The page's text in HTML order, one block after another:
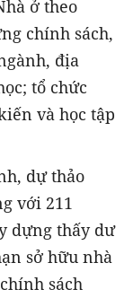
ở theo
chính sách,
địa
tổ chức
và học tập
dự thảo
với 211
dựng thấy dư
sở hữu nhà
sách